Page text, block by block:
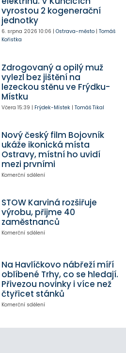
vyrostou 2 kogenerační
jednotky
6. srpna 2026 10:06 | Ostrava-město| Tomáš
Kořistka
Zdrogovaný a opilý muž
vylezl bez jištění na
lezeckou stěnu ve Frýdku-
Místku
Včera 15:39 | Frýdek-Místek| Tomáš Tikal
Nový český film Bojovník
ukáže ikonická místa
Ostravy, místní ho uvidí
mezi prvními
Komerční sdělení
STOW Karviná rozšiřuje
výrobu, přijme 40
zaměstnanců
Komerční sdělení
Na Havlíčkovo nábřeží míří
oblíbené Trhy, co se hledají.
Přivezou novinky i více než
čtyřicet stánků
Komerční sdělení